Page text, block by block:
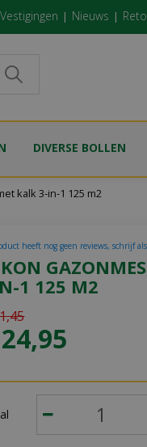
kalk 3-in-1 125 m2
Vestigingen Nieuws
DIVERSE BOLLEN
1 125 M2
heeft nog geen reviews, schrijf
,45
24,95